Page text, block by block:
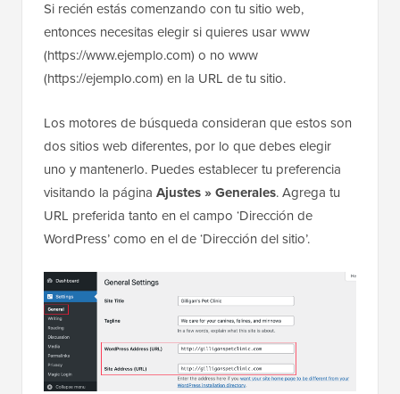
Si recién estás comenzando con tu sitio web,
entonces necesitas elegir si quieres usar www
(https://www.ejemplo.com) o no www
(https://ejemplo.com) en la URL de tu sitio.
Los motores de búsqueda consideran que estos son
dos sitios web diferentes, por lo que debes elegir
uno y mantenerlo. Puedes establecer tu preferencia
visitando la página Ajustes » Generales. Agrega tu
URL preferida tanto en el campo ‘Dirección de
WordPress’ como en el de ‘Dirección del sitio’.